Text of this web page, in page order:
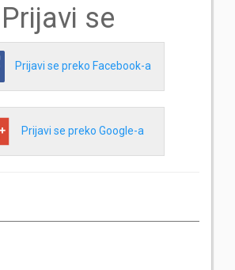
Prijavi se
Prijavi se preko Facebook-a
Prijavi se preko Google-a